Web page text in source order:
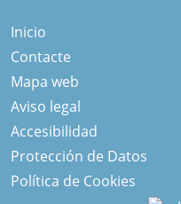
Inicio
Contacte
Mapa web
Aviso legal
Accesibilidad
Protección de Datos
Política de Cookies